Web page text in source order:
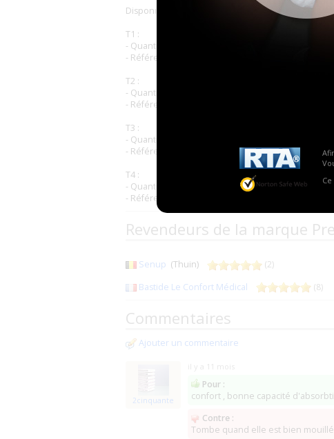
Disponible en 4 tailles :
T1 :
- Quantité : 20 protections par paquet, 4 paquets
- Référence paquet : 103494
T2 :
- Quantité : 20 protections par paquet, 3 paquets
- Référence paquet : 103495
T3 :
- Quantité : 20 protections par paquet, 3 paquets
- Référence paquet : 103496
T4 :
- Quantité : 20 protections par paquet, 2 paquets
- Référence paquet : 103497
Revendeurs de la marque
Senup (Thuin)
(2)
Bastide Le Confort Médical
(8)
Commentaires
Ajouter un commentaire
2cinquante
il y a 11 mois
Pour :
confort , bonne capacité
Contre :
Tombe quand elle est bien